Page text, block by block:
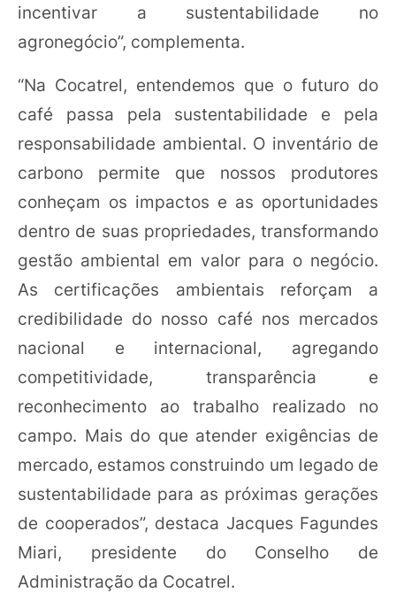
incentivar a sustentabilidade no
agronegócio”, complementa.
“Na Cocatrel, entendemos que o futuro do
café passa pela sustentabilidade e pela
responsabilidade ambiental. O inventário de
carbono permite que nossos produtores
conheçam os impactos e as oportunidades
dentro de suas propriedades, transformando
gestão ambiental em valor para o negócio.
As certificações ambientais reforçam a
credibilidade do nosso café nos mercados
nacional e internacional, agregando
competitividade, transparência e
reconhecimento ao trabalho realizado no
campo. Mais do que atender exigências de
mercado, estamos construindo um legado de
sustentabilidade para as próximas gerações
de cooperados”, destaca Jacques Fagundes
Miari, presidente do Conselho de
Administração da Cocatrel.